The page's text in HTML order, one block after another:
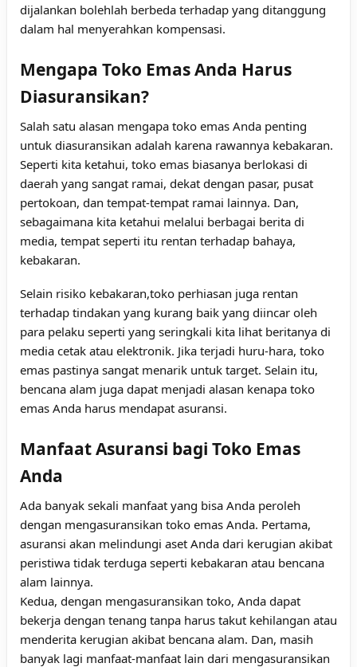
dijalankan bolehlah berbeda terhadap yang ditanggung
dalam hal menyerahkan kompensasi.
Mengapa Toko Emas Anda Harus
Diasuransikan?
Salah satu alasan mengapa toko emas Anda penting
untuk diasuransikan adalah karena rawannya kebakaran.
Seperti kita ketahui, toko emas biasanya berlokasi di
daerah yang sangat ramai, dekat dengan pasar, pusat
pertokoan, dan tempat-tempat ramai lainnya. Dan,
sebagaimana kita ketahui melalui berbagai berita di
media, tempat seperti itu rentan terhadap bahaya,
kebakaran.
Selain risiko kebakaran,toko perhiasan juga rentan
terhadap tindakan yang kurang baik yang diincar oleh
para pelaku seperti yang seringkali kita lihat beritanya di
media cetak atau elektronik. Jika terjadi huru-hara, toko
emas pastinya sangat menarik untuk target. Selain itu,
bencana alam juga dapat menjadi alasan kenapa toko
emas Anda harus mendapat asuransi.
Manfaat Asuransi bagi Toko Emas
Anda
Ada banyak sekali manfaat yang bisa Anda peroleh
dengan mengasuransikan toko emas Anda. Pertama,
asuransi akan melindungi aset Anda dari kerugian akibat
peristiwa tidak terduga seperti kebakaran atau bencana
alam lainnya.
Kedua, dengan mengasuransikan toko, Anda dapat
bekerja dengan tenang tanpa harus takut kehilangan atau
menderita kerugian akibat bencana alam. Dan, masih
banyak lagi manfaat-manfaat lain dari mengasuransikan